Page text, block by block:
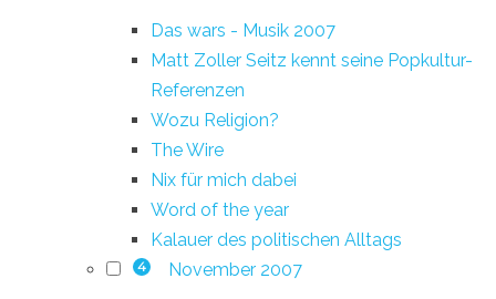
Das wars - Musik 2007
Matt Zoller Seitz kennt seine Popkultur-
Referenzen
Wozu Religion?
The Wire
Nix für mich dabei
Word of the year
Kalauer des politischen Alltags
4 November 2007